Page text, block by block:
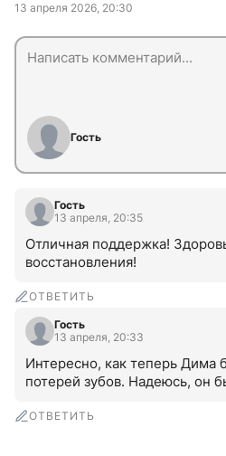
13 апреля 2026, 20:30
Гость
Гость
13 апреля, 20:35
Отличная поддержка!
восстановления!
ОТВЕТИТЬ
Гость
13 апреля, 20:33
Интересно, как теперь Дима
потерей зубов. Надеюсь, он
ОТВЕТИТЬ